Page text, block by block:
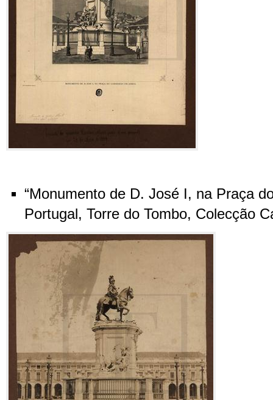
“Monumento de D. José I, na Praça
Portugal, Torre do Tombo, Colecção